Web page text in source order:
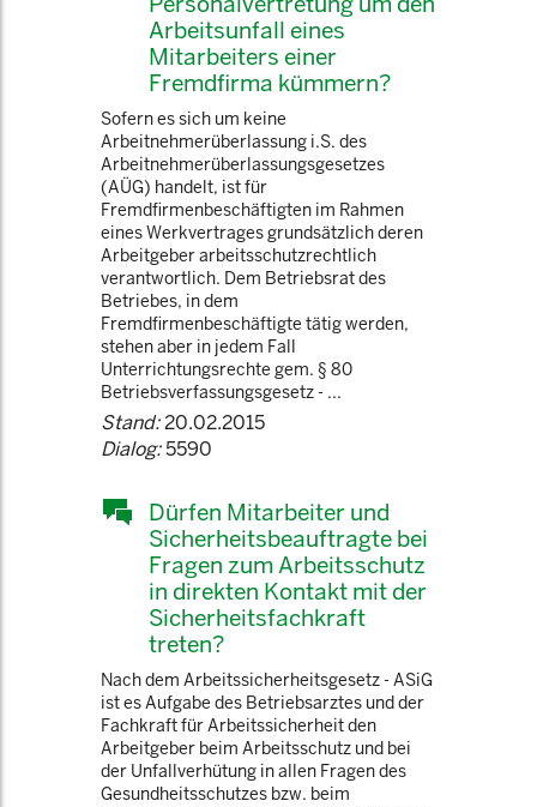
Arbeitsunfall eines
Mitarbeiters einer
Fremdfirma kümmern?
Sofern es sich um keine
Arbeitnehmerüberlassung i.S. des
Arbeitnehmerüberlassungsgesetzes
(AÜG) handelt, ist für
Fremdfirmenbeschäftigten im Rahmen
eines Werkvertrages grundsätzlich deren
Arbeitgeber arbeitsschutzrechtlich
verantwortlich. Dem Betriebsrat des
Betriebes, in dem
Fremdfirmenbeschäftigte tätig werden,
stehen aber in jedem Fall
Unterrichtungsrechte gem. § 80
Betriebsverfassungsgesetz - ...
Stand:20.02.2015
Dialog:5590
Dürfen Mitarbeiter und
Sicherheitsbeauftragte bei
Fragen zum Arbeitsschutz
in direkten Kontakt mit der
Sicherheitsfachkraft
treten?
Nach dem Arbeitssicherheitsgesetz - ASiG
ist es Aufgabe des Betriebsarztes und der
Fachkraft für Arbeitssicherheit den
Arbeitgeber beim Arbeitsschutz und bei
der Unfallverhütung in allen Fragen des
Gesundheitsschutzes bzw. beim